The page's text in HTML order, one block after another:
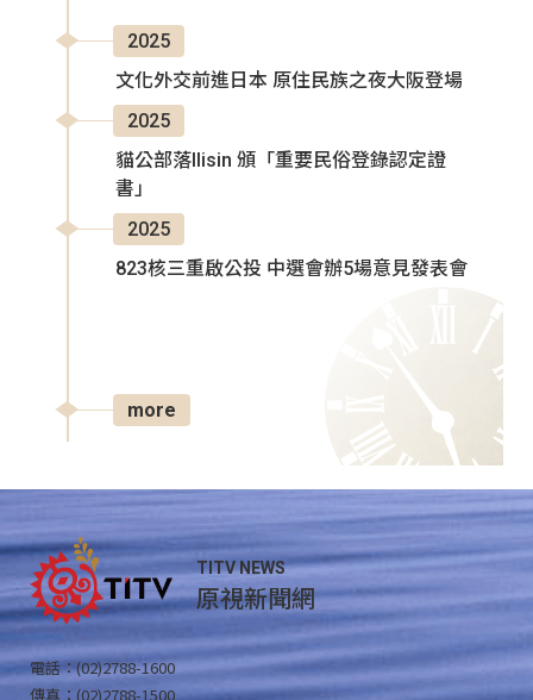
2025
文化外交前進日本 原住民族之夜大阪登場
2025
貓公部落Ilisin 頒「重要民俗登錄認定證
書」
2025
823核三重啟公投 中選會辦5場意見發表會
more
TITV NEWS
原視新聞網
電話：(02)2788-1600
傳真：(02)2788-1500